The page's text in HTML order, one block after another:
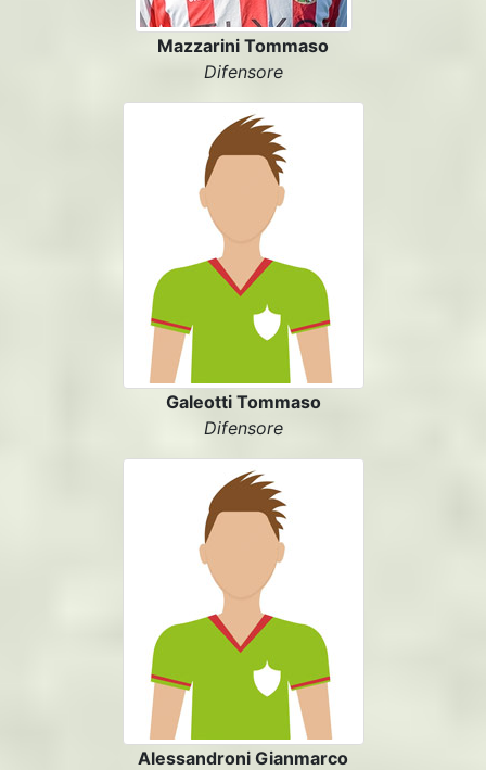
Mazzarini Tommaso
Difensore
Galeotti Tommaso
Difensore
Alessandroni Gianmarco